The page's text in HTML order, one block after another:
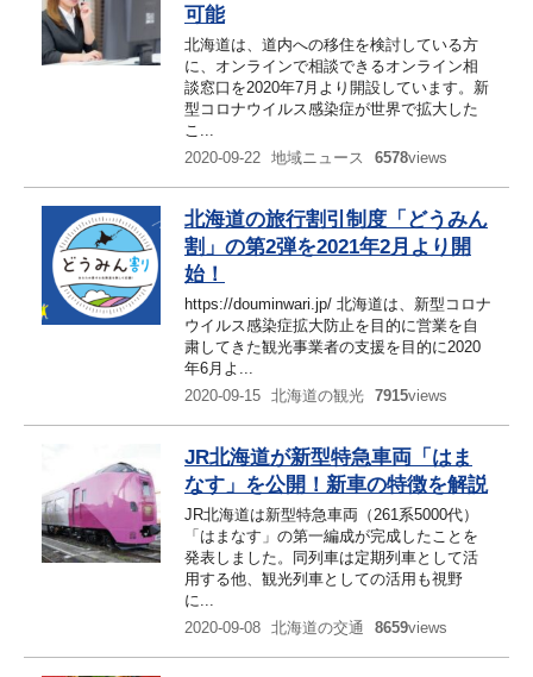
可能
北海道は、道内への移住を検討している方
に、オンラインで相談できるオンライン相
談窓口を2020年7月より開設しています。新
型コロナウイルス感染症が世界で拡大した
こ...
2020-09-22 地域ニュース 6578views
北海道の旅行割引制度「どうみん
割」の第2弾を2021年2月より開
始！
https://douminwari.jp/ 北海道は、新型コロナ
ウイルス感染症拡大防止を目的に営業を自
粛してきた観光事業者の支援を目的に2020
年6月よ...
2020-09-15 北海道の観光 7915views
JR北海道が新型特急車両「はま
なす」を公開！新車の特徴を解説
JR北海道は新型特急車両（261系5000代）
「はまなす」の第一編成が完成したことを
発表しました。同列車は定期列車として活
用する他、観光列車としての活用も視野
に...
2020-09-08 北海道の交通 8659views